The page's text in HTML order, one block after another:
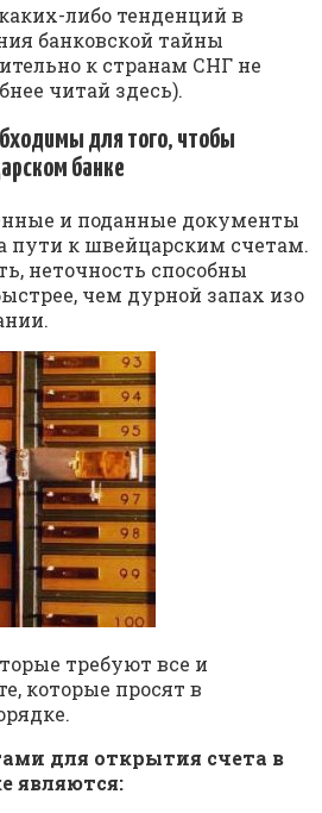
либо тенденций в
банковской тайны
к странам СНГ не
читай здесь).
для того, чтобы
банке
и поданные документы
пути к швейцарским счетам.
неточность способны
чем дурной запах изо
требуют все и
которые просят в
для открытия счета в
являются: